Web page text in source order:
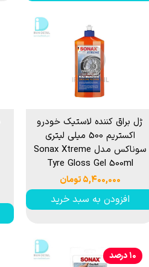
ژل براق کننده لاستیک خودرو
اکستریم 500 میلی لیتری
سوناکس مدل Sonax Xtreme
Tyre Gloss Gel 500ml
۵,۴۰۰,۰۰۰ تومان
افزودن به سبد خرید
۱۰ درصد